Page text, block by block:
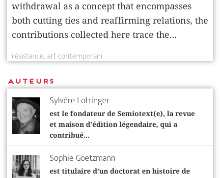
withdrawal as a concept that encompasses
both cutting ties and reaffirming relations, the
contributions collected here trace the...
résistance art contemporain
Auteurs
Sylvère Lotringer
est le fondateur de Semiotext(e), la revue
et maison d'édition légendaire, qui a
contribué...
Sophie Goetzmann
est titulaire d’un doctorat en histoire de